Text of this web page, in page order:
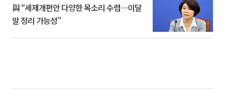
與 “세제개편안 다양한 목소리 수렴…이달
말 정리 가능성”